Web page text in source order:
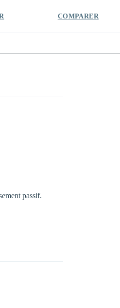
COMPARER
passif.